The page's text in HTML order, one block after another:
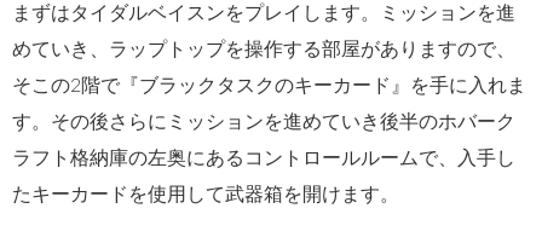
まずはタイダルベイスンをプレイします。ミッションを進
めていき、ラップトップを操作する部屋がありますので、
そこの2階で『ブラックタスクのキーカード』を手に入れま
す。その後さらにミッションを進めていき後半のホバーク
ラフト格納庫の左奥にあるコントロールルームで、入手し
たキーカードを使用して武器箱を開けます。